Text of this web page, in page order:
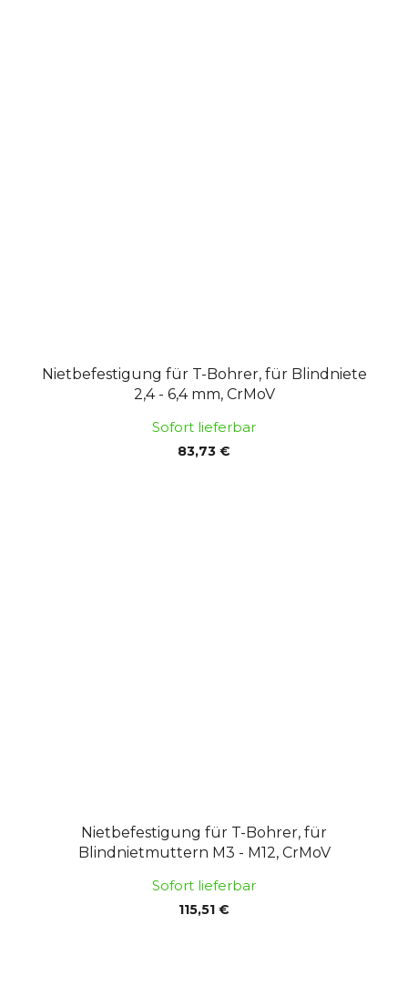
Nietbefestigung für T-Bohrer, für Blindniete
2,4 - 6,4 mm, CrMoV
Sofort lieferbar
83,73 €
Nietbefestigung für T-Bohrer, für
Blindnietmuttern M3 - M12, CrMoV
Sofort lieferbar
115,51 €